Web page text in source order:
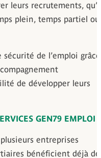
leurs recrutements,
plein, temps partiel ou
sécurité de l’emploi
de développer leurs
GEN79 EMPLOI
plusieurs entreprises
bénéficient déjà